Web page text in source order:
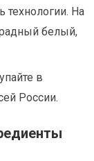
технологии. На
белый,
в
России.